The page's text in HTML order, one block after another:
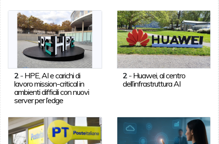
2- HPE, AI e carichi di
lavoro mission-critical in
ambienti difficili con nuovi
server per l’edge
2 - Huawei, al centro
dell’infrastruttura AI